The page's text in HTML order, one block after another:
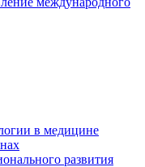
в медицине
развития